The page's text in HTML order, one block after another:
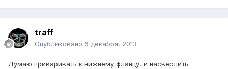
traff
Опубликовано 6 декабря, 2013
Думаю приваривать к нижнему фланцу, и насверлить